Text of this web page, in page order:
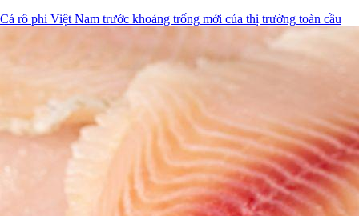
Cá rô phi Việt Nam trước khoảng trống mới của thị trường toàn cầu